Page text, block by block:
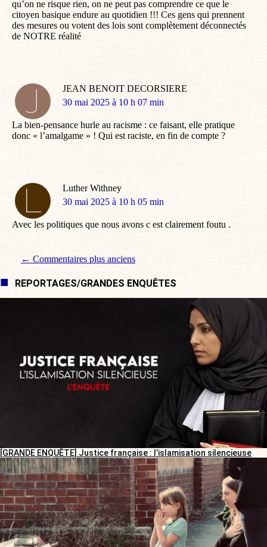
qu’on ne risque rien, on ne peut pas comprendre ce que le
citoyen basique endure au quotidien !!! Ces gens qui prennent
des mesures ou votent des lois sont complètement déconnectés
de NOTRE réalité
JEAN BENOIT DECORSIERE
dit
30 mai 2025 à 10 h 07 min
La bien-pensance hurle au racisme : ce faisant, elle pratique
donc « l’amalgame » ! Qui est raciste, en fin de compte ?
Luther Withney
dit
30 mai 2025 à 10 h 05 min
Avec les politiques que nous avons c est clairement foutu .
Navigation de commentaire
← Commentaires plus anciens
REPORTAGES/GRANDES ENQUÊTES
[GRANDE ENQUÊTE] Justice française : l’islamisation silencieuse